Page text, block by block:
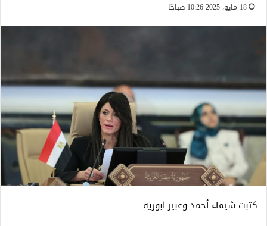
18 مايو، 2025 10:26 صباحًا
كتبت شيماء أحمد وعبير ابورية